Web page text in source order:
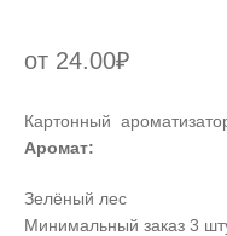
от 24.00₽
Картонный
Аромат:
Зелёный лес
Минимальный заказ 3